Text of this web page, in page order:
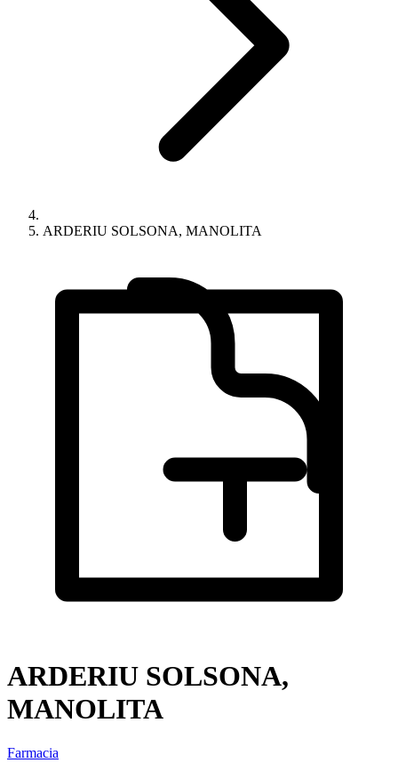
ARDERIU SOLSONA, MANOLITA
ARDERIU SOLSONA,
MANOLITA
Farmacia